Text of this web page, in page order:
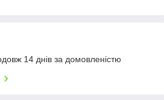
14 днів за домовленістю